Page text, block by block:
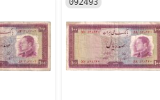
092493